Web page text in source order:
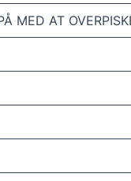
MED AT